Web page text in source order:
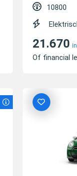
10800
21.670
Of financial